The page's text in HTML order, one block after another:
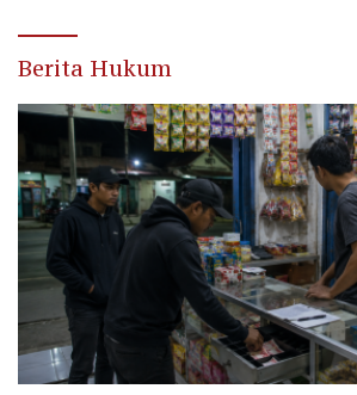
Berita Hukum